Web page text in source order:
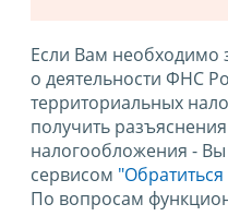
Если Вам необходимо
о деятельности ФНС
территориальных
получить
налогообложения -
сервисом
По вопросам